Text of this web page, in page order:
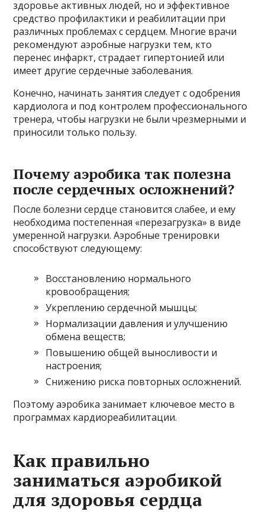
здоровье активных людей, но и эффективное
средство профилактики и реабилитации при
различных проблемах с сердцем. Многие врачи
рекомендуют аэробные нагрузки тем, кто
перенес инфаркт, страдает гипертонией или
имеет другие сердечные заболевания.
Конечно, начинать занятия следует с одобрения
кардиолога и под контролем профессионального
тренера, чтобы нагрузки не были чрезмерными и
приносили только пользу.
Почему аэробика так полезна
после сердечных осложнений?
После болезни сердце становится слабее, и ему
необходима постепенная «перезагрузка» в виде
умеренной нагрузки. Аэробные тренировки
способствуют следующему:
Восстановлению нормального
кровообращения;
Укреплению сердечной мышцы;
Нормализации давления и улучшению
обмена веществ;
Повышению общей выносливости и
настроения;
Снижению риска повторных осложнений.
Поэтому аэробика занимает ключевое место в
программах кардиореабилитации.
Как правильно
заниматься аэробикой
для здоровья сердца